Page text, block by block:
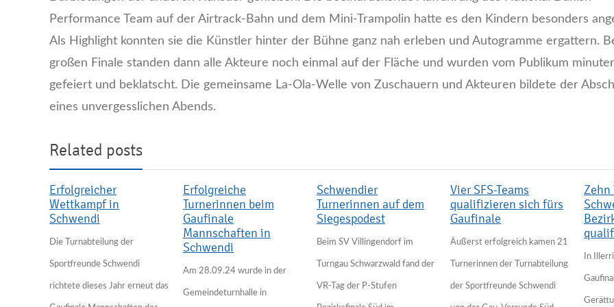
Performance Team auf der Airtrack-Bahn und dem Mini-Trampolin hatte es den Kindern besonders
Als Highlight konnten sie die Künstler hinter der Bühne ganz nah erleben und Autogramme ergattern.
großen Finale standen dann alle Akteure noch einmal auf der Fläche und wurden vom Publikum
gefeiert und beklatscht. Die gemeinsame La-Ola-Welle von Zuschauern und Akteuren bildete der
eines unvergesslichen Abends.
Related posts
Erfolgreicher
Wettkampf in
Schwendi
Die Turnabteilung der
Sportfreunde Schwendi
richtete dieses Jahr erneut das
Erfolgreiche
Turnerinnen beim
Gaufinale
Mannschaften in
Schwendi
Am 28.09.24 wurde in der
Gemeindeturnhalle in
Schwendier
Turnerinnen auf dem
Siegespodest
Beim SV Villingendorf im
Turngau Schwarzwald fand der
VR-Tag der P-Stufen
Vier SFS-Teams
qualifizieren sich fürs
Gaufinale
Äußerst erfolgreich kamen 21
Turnerinnen der Turnabteilung
der Sportfreunde Schwendi
Zehn
In